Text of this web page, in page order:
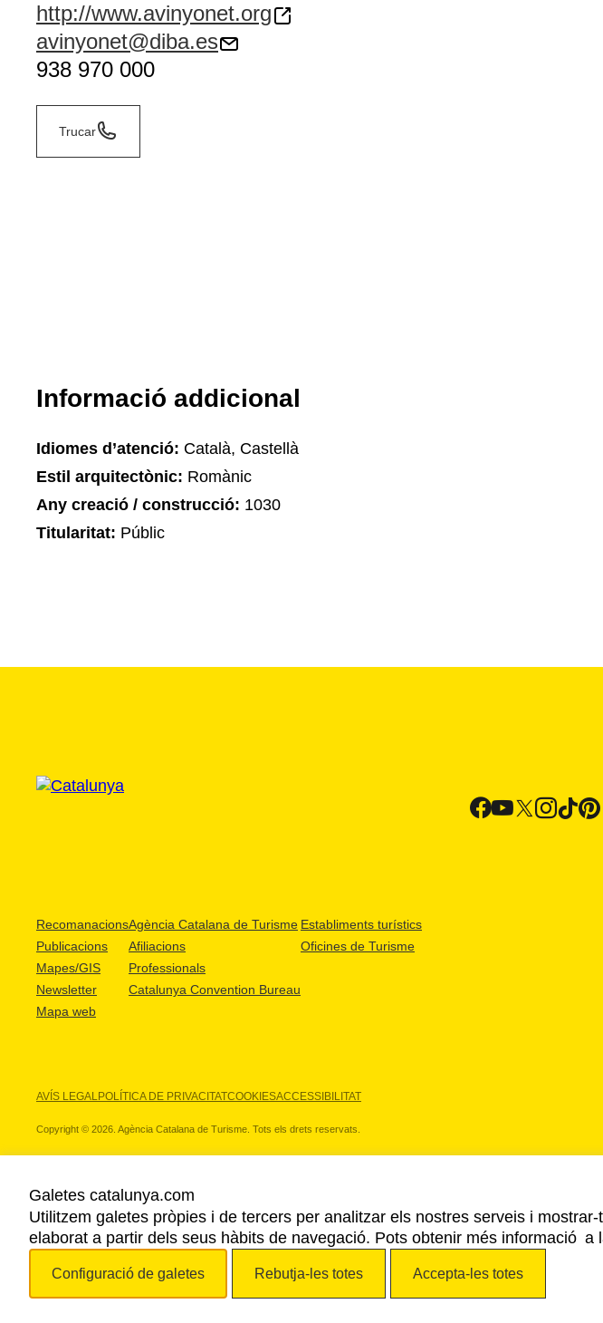
http://www.avinyonet.org
avinyonet@diba.es
938 970 000
Trucar
Informació addicional
Idiomes d’atenció: Català, Castellà
Estil arquitectònic: Romànic
Any creació / construcció: 1030
Titularitat: Públic
Recomanacions
Publicacions
Mapes/GIS
Newsletter
Mapa web
Agència Catalana de Turisme
Afiliacions
Professionals
Catalunya Convention Bureau
Establiments turístics
Oficines de Turisme
AVÍS LEGALPOLÍTICA DE PRIVACITATCOOKIESACCESSIBILITAT
Copyright © 2026. Agència Catalana de Turisme. Tots els drets reservats.
ELS NOSTRES PARTNERS
Galetes catalunya.com
Utilitzem galetes pròpies i de tercers per analitzar els nostres serveis i
elaborat a partir dels seus hàbits de navegació. Pots obtenir més informació a
Configuració de galetes Rebutja-les totes Accepta-les totes